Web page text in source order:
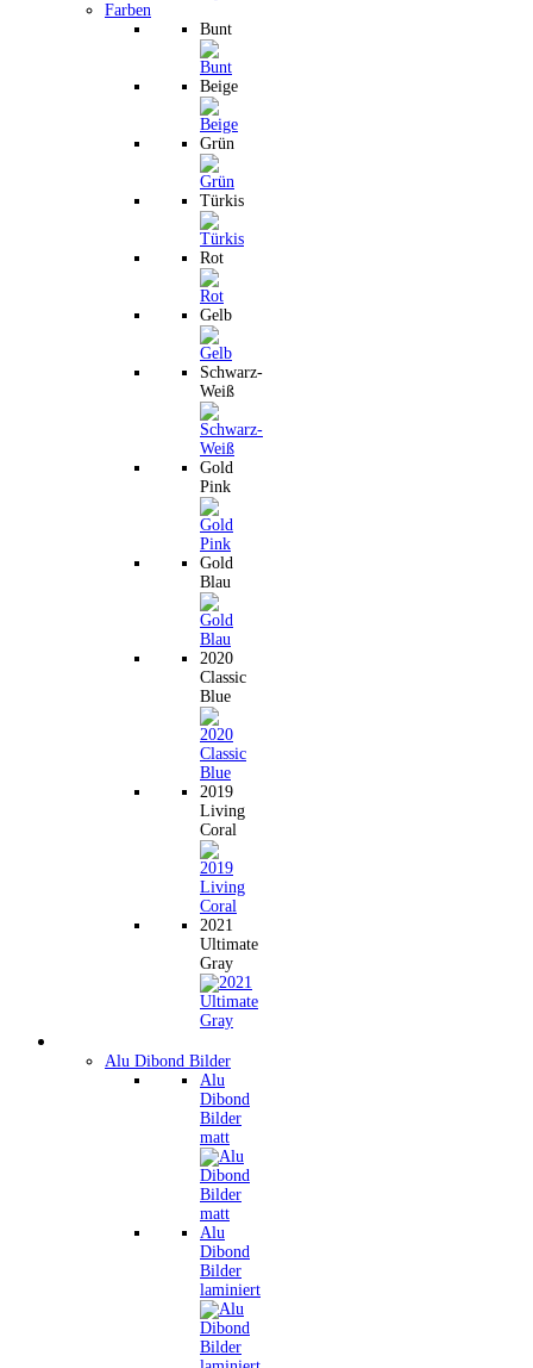
Farben
Bunt
Beige
Grün
Türkis
Rot
Gelb
Schwarz-
Weiß
Gold
Pink
Gold
Blau
2020
Classic
Blue
2019
Living
Coral
2021
Ultimate
Gray
Alu Dibond Bilder
Alu
Dibond
Bilder
matt
Alu
Dibond
Bilder
laminiert